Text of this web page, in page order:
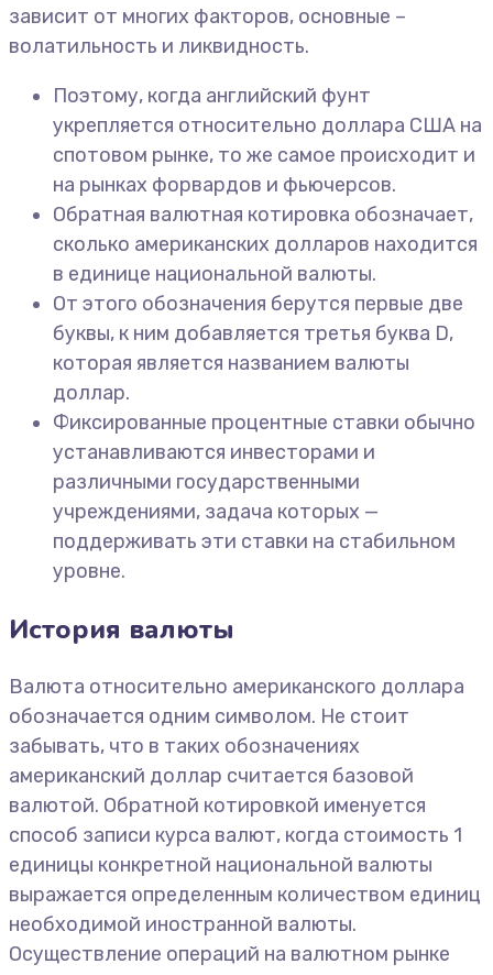
зависит от многих факторов, основные –
волатильность и ликвидность.
Поэтому, когда английский фунт
укрепляется относительно доллара США на
спотовом рынке, то же самое происходит и
на рынках форвардов и фьючерсов.
Обратная валютная котировка обозначает,
сколько американских долларов находится
в единице национальной валюты.
От этого обозначения берутся первые две
буквы, к ним добавляется третья буква D,
которая является названием валюты
доллар.
Фиксированные процентные ставки обычно
устанавливаются инвесторами и
различными государственными
учреждениями, задача которых —
поддерживать эти ставки на стабильном
уровне.
История валюты
Валюта относительно американского доллара
обозначается одним символом. Не стоит
забывать, что в таких обозначениях
американский доллар считается базовой
валютой. Обратной котировкой именуется
способ записи курса валют, когда стоимость 1
единицы конкретной национальной валюты
выражается определенным количеством единиц
необходимой иностранной валюты.
Осуществление операций на валютном рынке